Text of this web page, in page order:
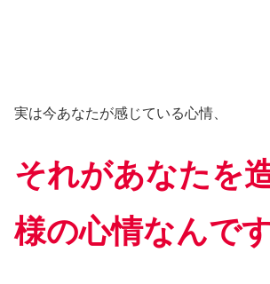
実は今あなたが感じている心情、
それがあなたを
様の心情なんで